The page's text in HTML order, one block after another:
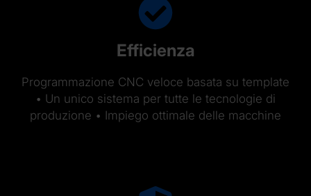
Efficienza
Programmazione CNC veloce basata su template
• Un unico sistema per tutte le tecnologie di
produzione • Impiego ottimale delle macchine